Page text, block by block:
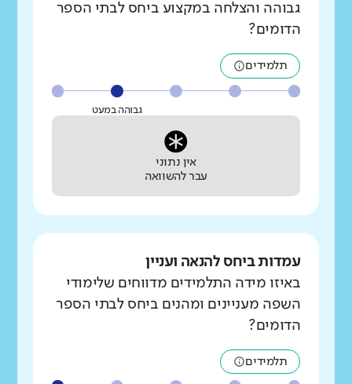
גבוהה והצלחה במקצוע ביחס לבתי הספר
הדומים?
תלמידים
גבוהה במעט
אין נתוני
עבר להשוואה
עמדות ביחס להנאה ועניין
באיזו מידה התלמידים מדווחים שלימודי
השפה מעניינים ומהנים ביחס לבתי הספר
הדומים?
תלמידים